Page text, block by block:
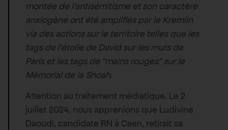
montée de l’antisémitisme et son caractère
anxiogène ont été amplifiés par le Kremlin
via des actions sur le territoire telles que les
tags de l’étoile de David sur les murs de
Paris et les tags de “mains rouges” sur le
Mémorial de la Shoah.
Attention au traitement médiatique. Le 2
juillet 2024, nous apprenions que Ludivine
Daoudi, candidate RN à Caen, retirait sa